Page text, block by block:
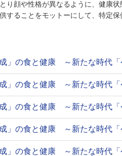
り顔や性格が異なるように、健康
することをモットーにして、特定
」の食と健康 ～新たな時代
」の食と健康 ～新たな時代
」の食と健康 ～新たな時代
」の食と健康 ～新たな時代
」の食と健康 ～新たな時代